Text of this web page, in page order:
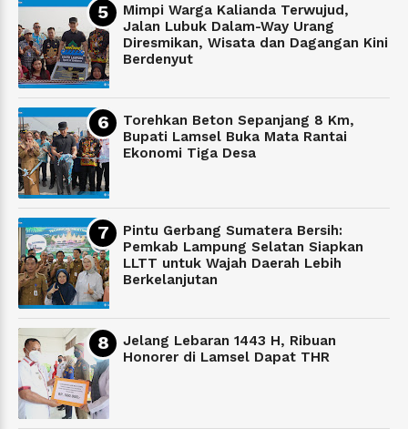
Mimpi Warga Kalianda Terwujud,
Jalan Lubuk Dalam-Way Urang
Diresmikan, Wisata dan Dagangan Kini
Berdenyut
Torehkan Beton Sepanjang 8 Km,
Bupati Lamsel Buka Mata Rantai
Ekonomi Tiga Desa
Pintu Gerbang Sumatera Bersih:
Pemkab Lampung Selatan Siapkan
LLTT untuk Wajah Daerah Lebih
Berkelanjutan
Jelang Lebaran 1443 H, Ribuan
Honorer di Lamsel Dapat THR